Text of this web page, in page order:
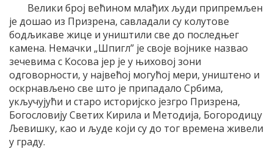
Велики број већином млађих људи припремљен
је дошао из Призрена, савладали су колутове
бодљикаве жице и уништили све до последњег
камена. Немачки „Шпигл” је своје војнике назвао
зечевима с Косова јер је у њиховој зони
одговорности, у највећој могућој мери, уништено и
оскрнављено све што је припадало Србима,
укључујући и старо историјско језгро Призрена,
Богословију Светих Кирила и Методија, Богородицу
Љевишку, као и људе који су до тог времена живели
у граду.